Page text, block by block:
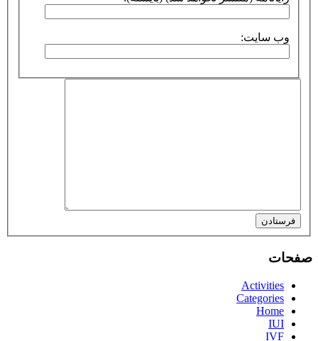
وب سایت:
فرستادن
صفحات
Activities
Categories
Home
IUI
IVF